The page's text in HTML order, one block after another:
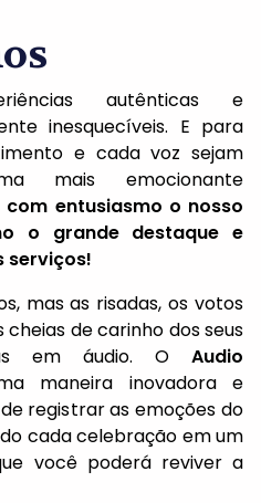
autênticas e
inesquecíveis. E para
e cada voz sejam
mais emocionante
entusiasmo o nosso
o grande destaque e
serviços!
mas as risadas, os votos
de carinho dos seus
em áudio. O Audio
maneira inovadora e
registrar as emoções do
cada celebração em um
você poderá reviver a